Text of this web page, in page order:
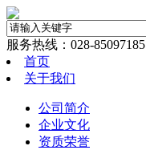
服务热线： 028-85097185
首页
关于我们
公司简介
企业文化
资质荣誉